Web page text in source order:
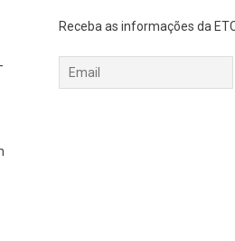
Receba as informações da